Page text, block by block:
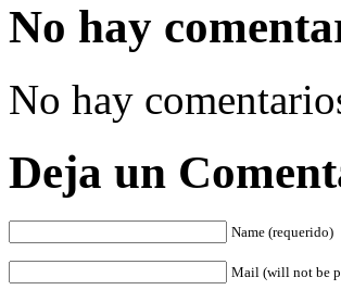
No hay
No hay
Deja un
Name (requerido)
Mail (will not be